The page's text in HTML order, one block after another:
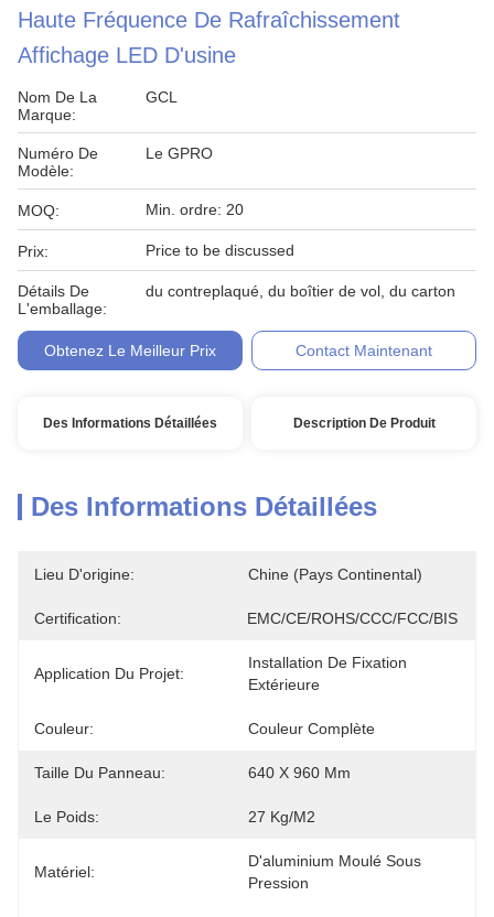
Haute Fréquence De Rafraîchissement
Affichage LED D'usine
Nom De La
Marque:
GCL
Numéro De
Modèle:
Le GPRO
MOQ: Min. ordre: 20
Prix: Price to be discussed
Détails De
L'emballage:
du contreplaqué, du boîtier de vol, du carton
Obtenez Le Meilleur Prix Contact Maintenant
Des Informations Détaillées Description De Produit
Des Informations Détaillées
Lieu D'origine: Chine (pays Continental)
Certification: EMC/CE/ROHS/CCC/FCC/BIS
Application Du Projet:
Installation De Fixation
Extérieure
Couleur: Couleur Complète
Taille Du Panneau: 640 X 960 Mm
Le Poids: 27 Kg/m2
Matériel:
D'aluminium Moulé Sous
Pression